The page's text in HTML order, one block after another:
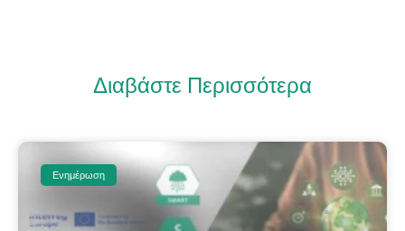
Διαβάστε Περισσότερα
Ενημέρωση